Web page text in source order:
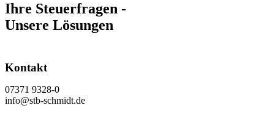
Ihre Steuerfragen -
Unsere Lösungen
Kontakt
07371 9328-0
info@stb-schmidt.de